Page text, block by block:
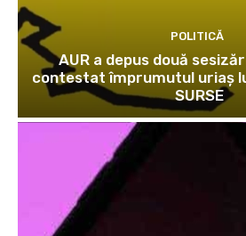
POLITICĂ
AUR a depus două
contestat împrumutul uriaș
SURSE